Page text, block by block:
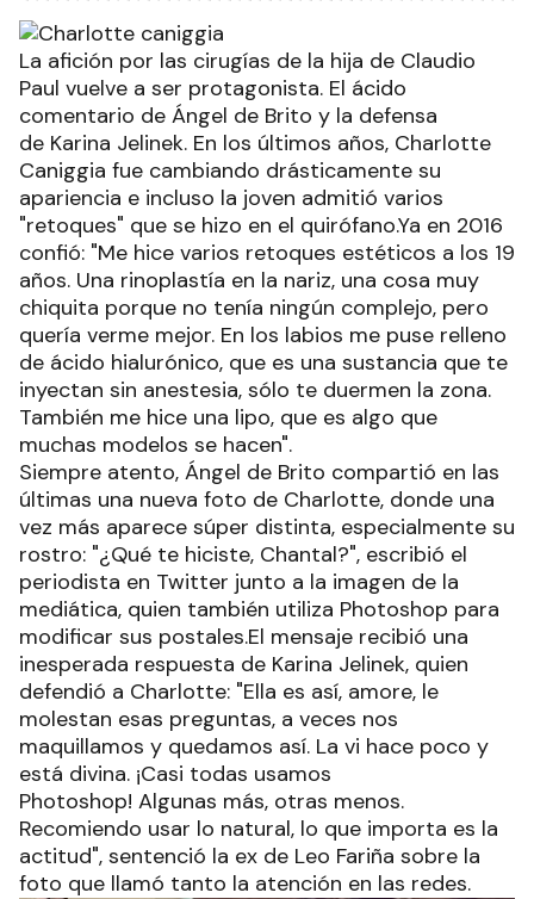
La afición por las cirugías de la hija de Claudio
Paul vuelve a ser protagonista. El ácido
comentario de Ángel de Brito y la defensa
de Karina Jelinek. En los últimos años, Charlotte
Caniggia fue cambiando drásticamente su
apariencia e incluso la joven admitió varios
"retoques" que se hizo en el quirófano.Ya en 2016
confió: "Me hice varios retoques estéticos a los 19
años. Una rinoplastía en la nariz, una cosa muy
chiquita porque no tenía ningún complejo, pero
quería verme mejor. En los labios me puse relleno
de ácido hialurónico, que es una sustancia que te
inyectan sin anestesia, sólo te duermen la zona.
También me hice una lipo, que es algo que
muchas modelos se hacen".
Siempre atento, Ángel de Brito compartió en las
últimas una nueva foto de Charlotte, donde una
vez más aparece súper distinta, especialmente su
rostro: "¿Qué te hiciste, Chantal?", escribió el
periodista en Twitter junto a la imagen de la
mediática, quien también utiliza Photoshop para
modificar sus postales.El mensaje recibió una
inesperada respuesta de Karina Jelinek, quien
defendió a Charlotte: "Ella es así, amore, le
molestan esas preguntas, a veces nos
maquillamos y quedamos así. La vi hace poco y
está divina. ¡Casi todas usamos
Photoshop! Algunas más, otras menos.
Recomiendo usar lo natural, lo que importa es la
actitud", sentenció la ex de Leo Fariña sobre la
foto que llamó tanto la atención en las redes.